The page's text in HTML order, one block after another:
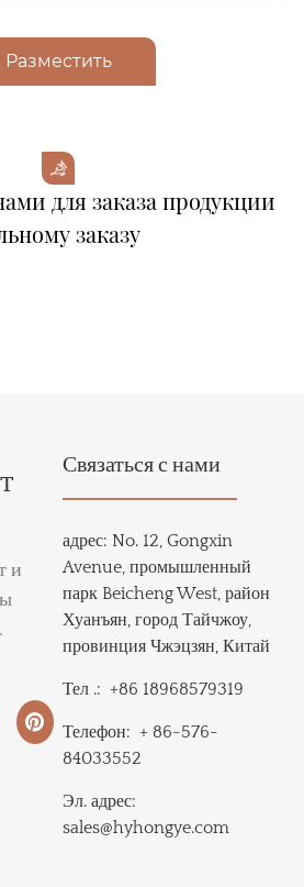
Разместить
для заказа продукции
заказу
и
Связаться с нами
адрес:No. 12, Gongxin
Avenue, промышленный
парк Beicheng West, район
Хуанъян, город Тайчжоу,
провинция Чжэцзян, Китай
Тел .: +86 18968579319
Телефон: + 86-576-
84033552
Эл. адрес:
sales@hyhongye.com